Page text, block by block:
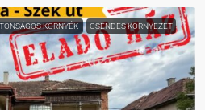
KÖRNYÉK CSENDES KÖRNYEZET